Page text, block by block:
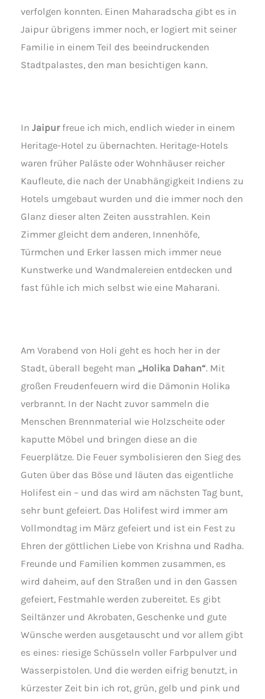
verfolgen konnten. Einen Maharadscha gibt es in
Jaipur übrigens immer noch, er logiert mit seiner
Familie in einem Teil des beeindruckenden
Stadtpalastes, den man besichtigen kann.
InJaipurfreue ich mich, endlich wieder in einem
Heritage-Hotel zu übernachten. Heritage-Hotels
waren früher Paläste oder Wohnhäuser reicher
Kaufleute, die nach der Unabhängigkeit Indiens zu
Hotels umgebaut wurden und die immer noch den
Glanz dieser alten Zeiten ausstrahlen. Kein
Zimmer gleicht dem anderen, Innenhöfe,
Türmchen und Erker lassen mich immer neue
Kunstwerke und Wandmalereien entdecken und
fast fühle ich mich selbst wie eine Maharani.
Am Vorabend von Holi geht es hoch her in der
Stadt, überall begeht man „Holika Dahan“. Mit
großen Freudenfeuern wird die Dämonin Holika
verbrannt. In der Nacht zuvor sammeln die
Menschen Brennmaterial wie Holzscheite oder
kaputte Möbel und bringen diese an die
Feuerplätze. Die Feuer symbolisieren den Sieg des
Guten über das Böse und läuten das eigentliche
Holifest ein – und das wird am nächsten Tag bunt,
sehr bunt gefeiert. Das Holifest wird immer am
Vollmondtag im März gefeiert und ist ein Fest zu
Ehren der göttlichen Liebe von Krishna und Radha.
Freunde und Familien kommen zusammen, es
wird daheim, auf den Straßen und in den Gassen
gefeiert, Festmahle werden zubereitet. Es gibt
Seiltänzer und Akrobaten, Geschenke und gute
Wünsche werden ausgetauscht und vor allem gibt
es eines: riesige Schüsseln voller Farbpulver und
Wasserpistolen. Und die werden eifrig benutzt, in
kürzester Zeit bin ich rot, grün, gelb und pink und